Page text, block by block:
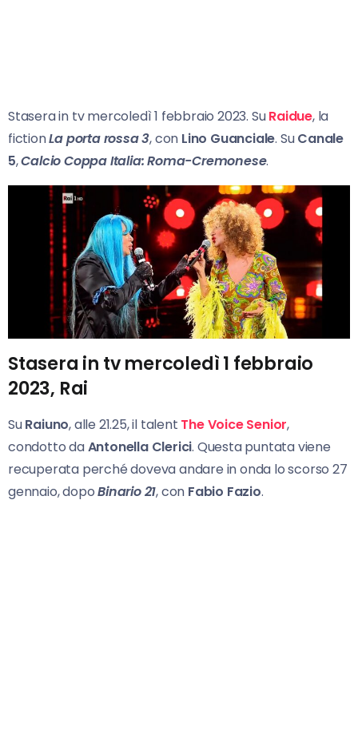
Stasera in tv mercoledì 1 febbraio 2023. SuRaidue, la
fictionLa porta rossa 3, con Lino Guanciale. SuCanale
5,Calcio Coppa Italia: Roma-Cremonese.
Stasera in tv mercoledì 1 febbraio
2023, Rai
SuRaiuno, alle 21.25, il talent The Voice Senior,
condotto daAntonella Clerici. Questa puntata viene
recuperata perché doveva andare in onda lo scorso 27
gennaio, dopoBinario 21, con Fabio Fazio.